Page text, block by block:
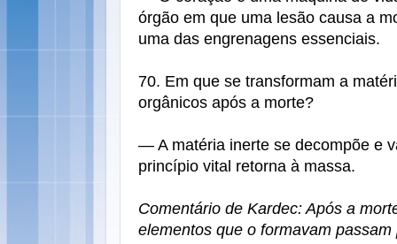
órgão em que uma lesão causa a
uma das engrenagens essenciais.
70. Em que se transformam a
orgânicos após a morte?
— A matéria inerte se decompõe e
princípio vital retorna à massa.
Comentário de Kardec: Após a
elementos que o formavam